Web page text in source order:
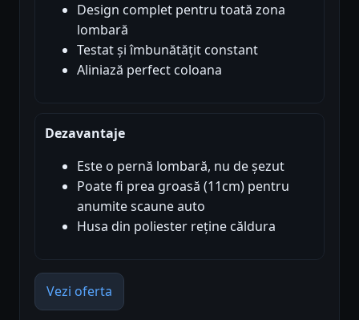
Design complet pentru toată zona
lombară
Testat și îmbunătățit constant
Aliniază perfect coloana
Dezavantaje
Este o pernă lombară, nu de șezut
Poate fi prea groasă (11cm) pentru
anumite scaune auto
Husa din poliester reține căldura
Vezi oferta